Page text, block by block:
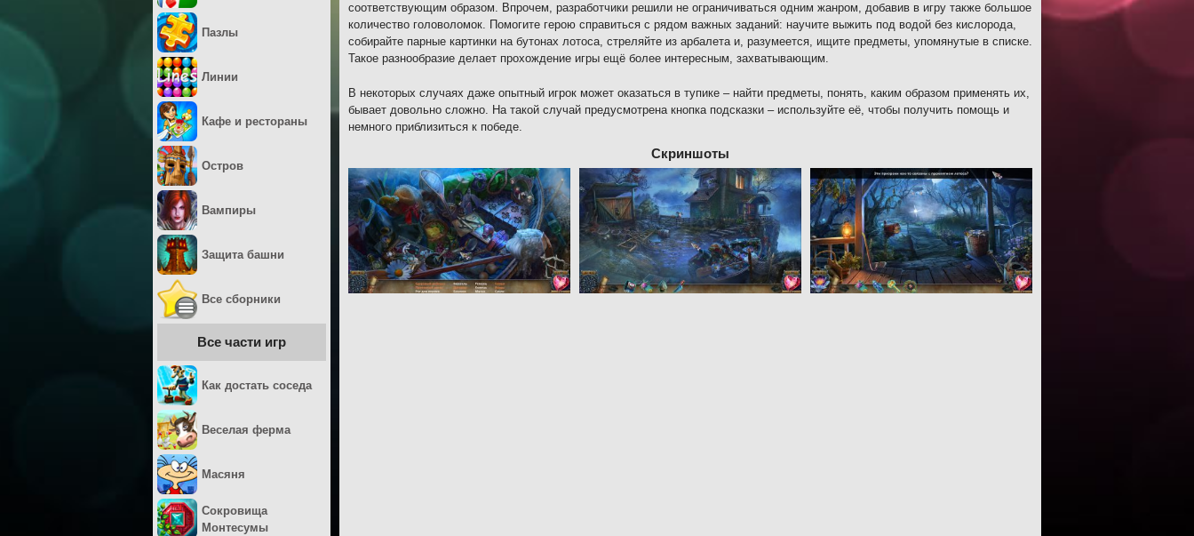
соответствующим образом. Впрочем, разработчики решили не ограничиваться одним жанром, добавив в игру также большое
количество головоломок. Помогите герою справиться с рядом важных заданий: научите выжить под водой без кислорода,
собирайте парные картинки на бутонах лотоса, стреляйте из арбалета и, разумеется, ищите предметы, упомянутые в списке.
Такое разнообразие делает прохождение игры ещё более интересным, захватывающим.
В некоторых случаях даже опытный игрок может оказаться в тупике – найти предметы, понять, каким образом применять их,
бывает довольно сложно. На такой случай предусмотрена кнопка подсказки – используйте её, чтобы получить помощь и
немного приблизиться к победе.
Скриншоты
Пазлы
Линии
Кафе и рестораны
Остров
Вампиры
Защита башни
Все сборники
Все части игр
Как достать соседа
Веселая ферма
Масяня
Сокровища
Монтесумы